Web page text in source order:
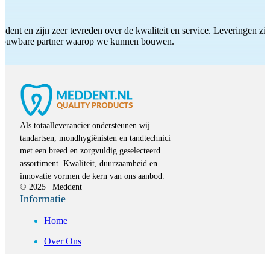
en zijn zeer tevreden over de kwaliteit en service. Leveringen
partner waarop we kunnen bouwen.
Als totaalleverancier ondersteunen wij
tandartsen, mondhygiënisten en tandtechnici
met een breed en zorgvuldig geselecteerd
assortiment. Kwaliteit, duurzaamheid en
innovatie vormen de kern van ons aanbod.
© 2025 | Meddent
Informatie
Home
Over Ons